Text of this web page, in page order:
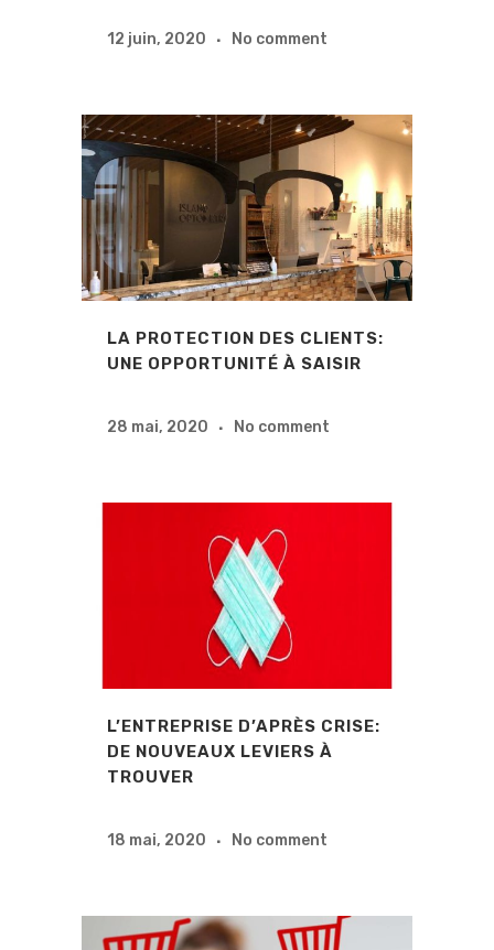
12 juin, 2020 No comment
LA PROTECTION DES CLIENTS:
UNE OPPORTUNITÉ À SAISIR
28 mai, 2020 No comment
L’ENTREPRISE D’APRÈS CRISE:
DE NOUVEAUX LEVIERS À
TROUVER
18 mai, 2020 No comment